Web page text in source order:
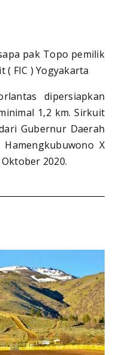
pak Topo pemilik
FIC ) Yogyakarta
dipersiapkan
1,2 km. Sirkuit
Gubernur Daerah
X
2020.